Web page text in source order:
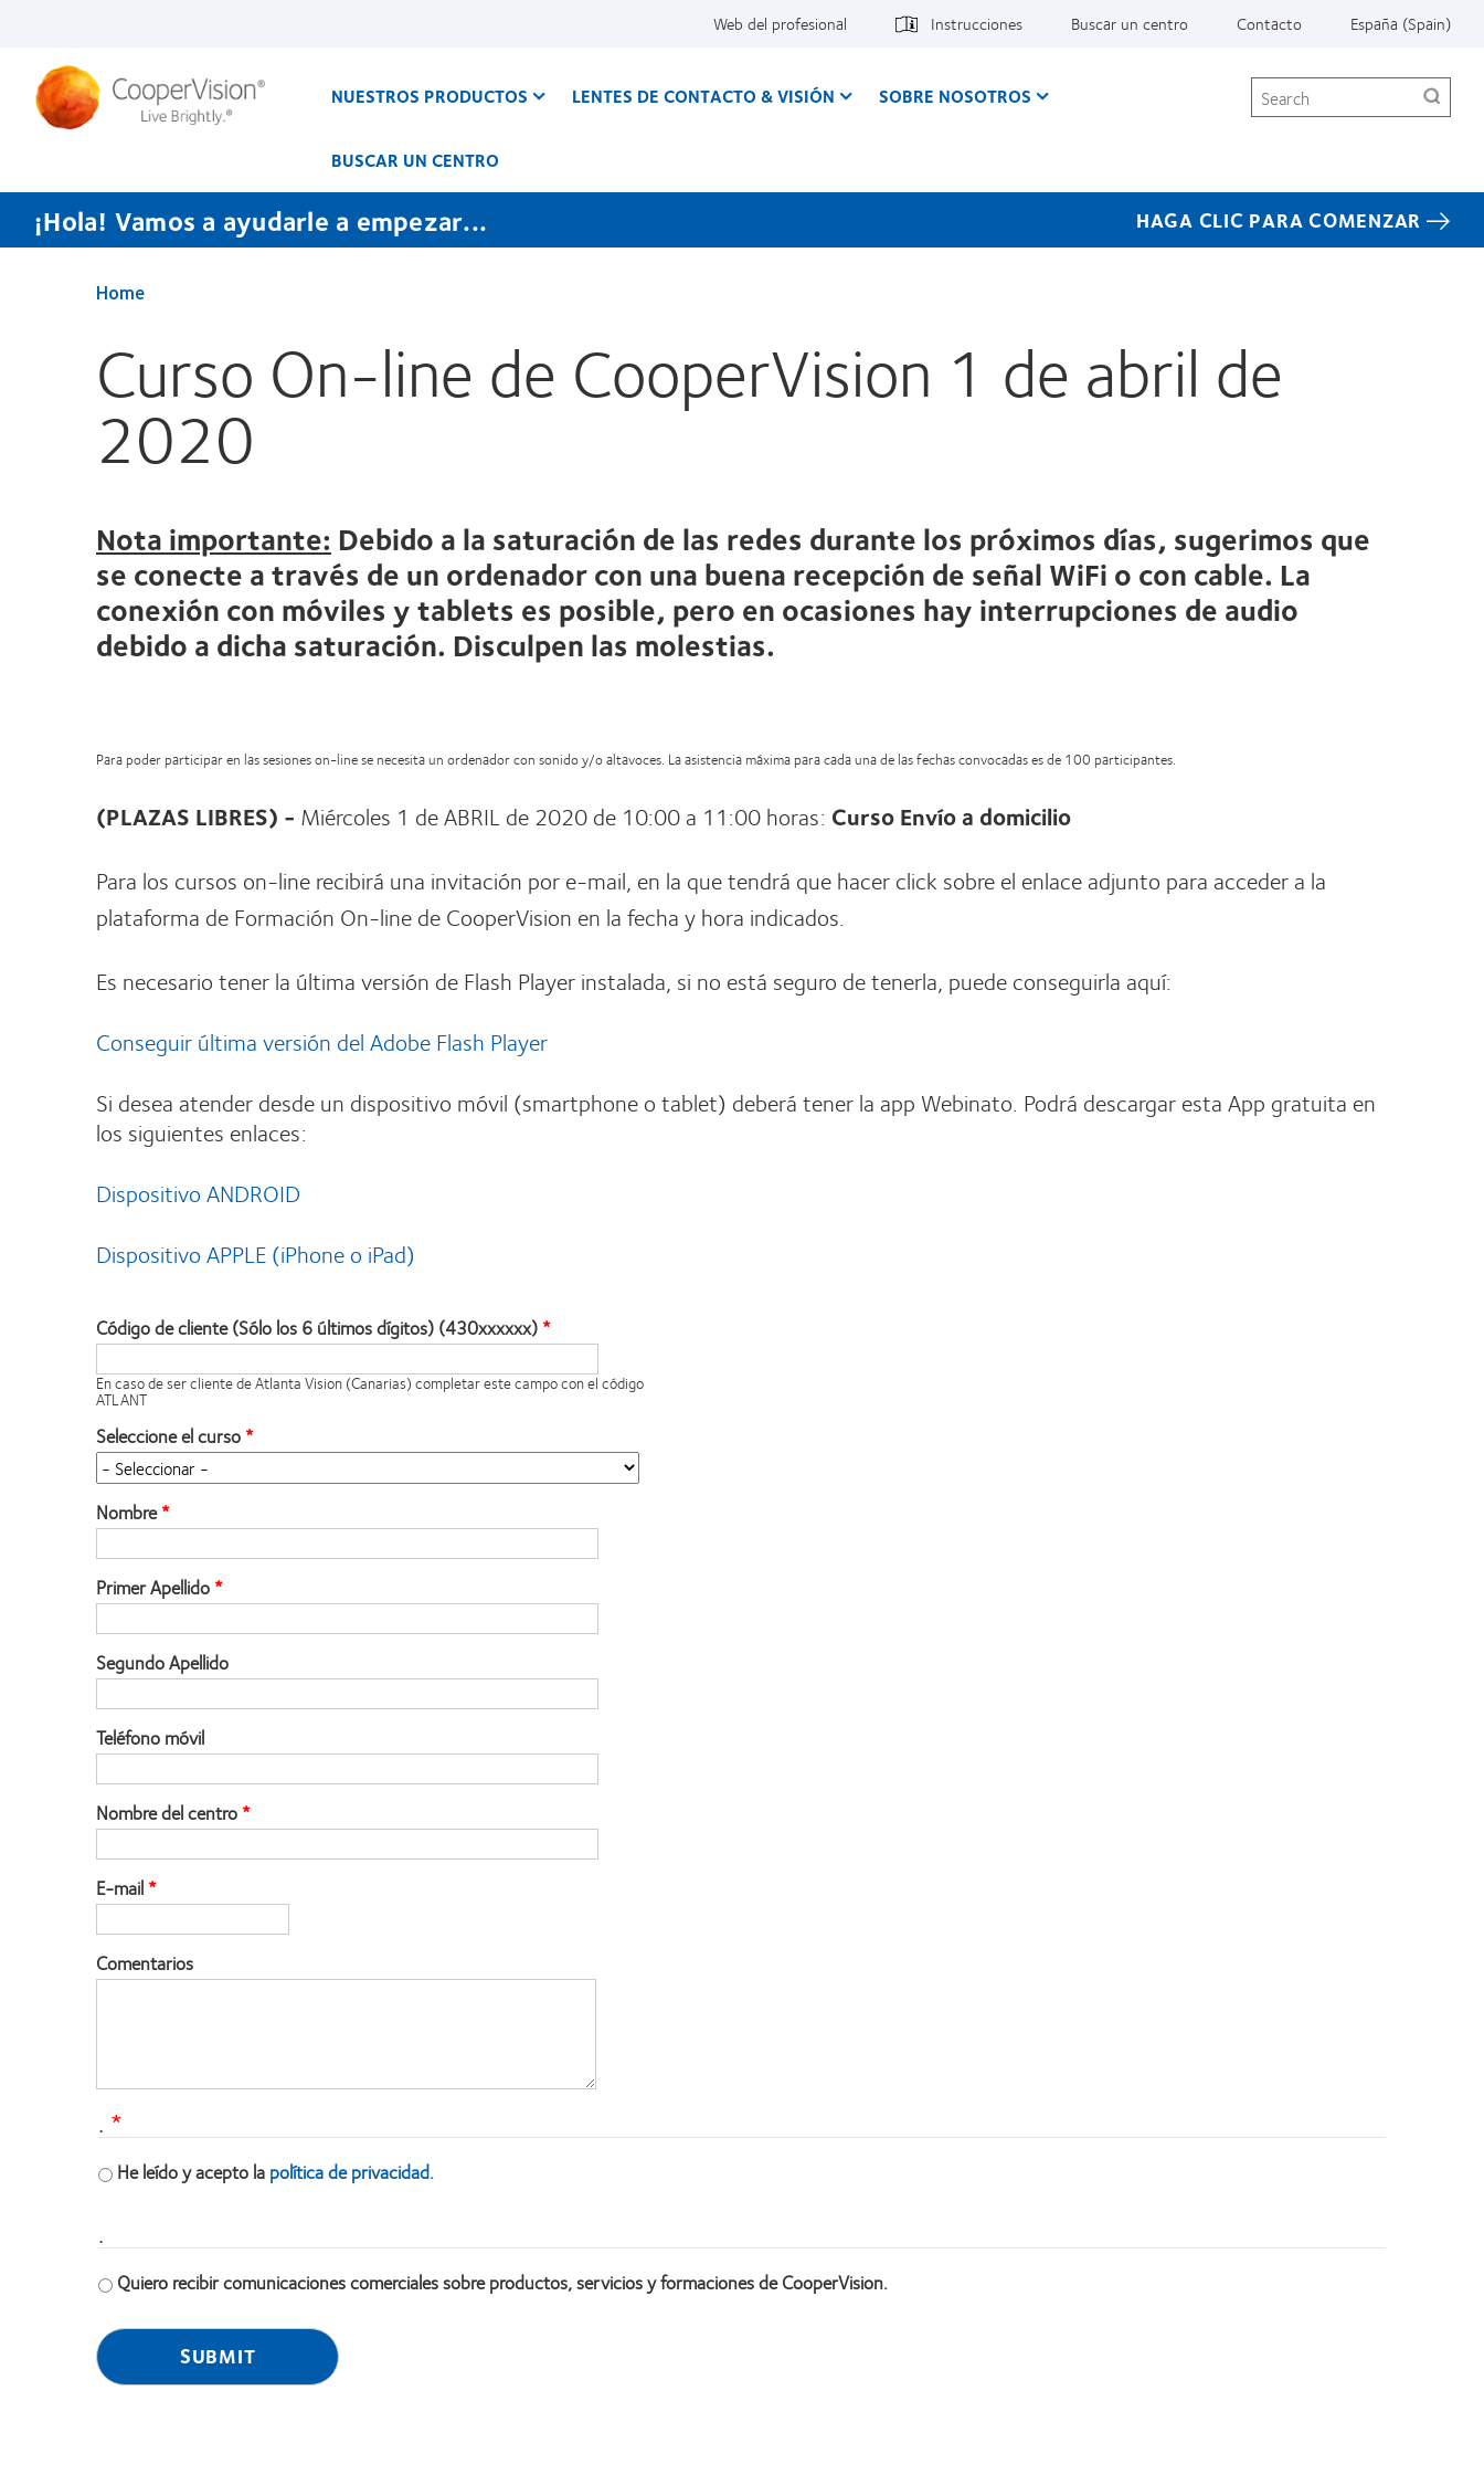
principal
Web del profesional Instrucciones Buscar un centro Contacto España (Spain)
NUESTROS PRODUCTOS LENTES DE CONTACTO & VISIÓN SOBRE NOSOTROS
BUSCAR UN CENTRO
Search
¡Hola! Vamos a ayudarle a empezar... HAGA CLIC PARA COMENZAR
Home
Curso On-line de CooperVision 1 de abril de
2020
Nota importante: Debido a la saturación de las redes durante los próximos días, sugerimos que
se conecte a través de un ordenador con una buena recepción de señal WiFi o con cable. La
conexión con móviles y tablets es posible, pero en ocasiones hay interrupciones de audio
debido a dicha saturación. Disculpen las molestias.
Para poder participar en las sesiones on-line se necesita un ordenador con sonido y/o altavoces. La asistencia máxima para cada una de las fechas convocadas es de 100 participantes.
(PLAZAS LIBRES) - Miércoles 1 de ABRIL de 2020 de 10:00 a 11:00 horas: Curso Envío a domicilio
Para los cursos on-line recibirá una invitación por e-mail, en la que tendrá que hacer click sobre el enlace adjunto para acceder a la
plataforma de Formación On-line de CooperVision en la fecha y hora indicados.
Es necesario tener la última versión de Flash Player instalada, si no está seguro de tenerla, puede conseguirla aquí:
Conseguir última versión del Adobe Flash Player
Si desea atender desde un dispositivo móvil (smartphone o tablet) deberá tener la app Webinato. Podrá descargar esta App gratuita en
los siguientes enlaces:
Dispositivo ANDROID
Dispositivo APPLE (iPhone o iPad)
Código de cliente (Sólo los 6 últimos dígitos) (430xxxxxx)
En caso de ser cliente de Atlanta Vision (Canarias) completar este campo con el código
ATLANT
Seleccione el curso
Nombre
Primer Apellido
Segundo Apellido
Teléfono móvil
Nombre del centro
E-mail
Comentarios
.
He leído y acepto lapolítica de privacidad.
.
Quiero recibir comunicaciones comerciales sobre productos, servicios y formaciones de CooperVision.